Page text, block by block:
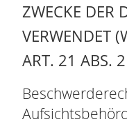
ZWECKE DER
VERWENDET
ART. 21 ABS.